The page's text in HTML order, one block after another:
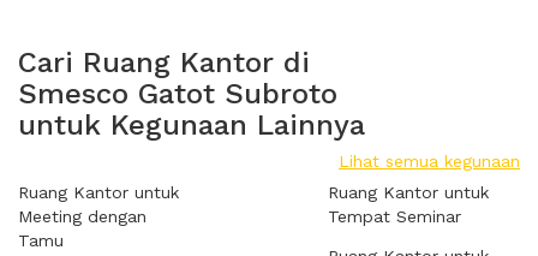
Cari Ruang Kantor di
Smesco Gatot Subroto
untuk Kegunaan Lainnya
Lihat semua kegunaan
Ruang Kantor untuk
Meeting dengan
Tamu
Ruang Kantor untuk
Tempat Seminar